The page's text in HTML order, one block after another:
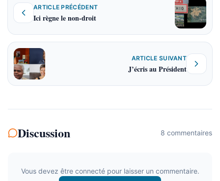
ARTICLE PRÉCÉDENT
Ici règne le non-droit
ARTICLE SUIVANT
J’écris au Président
Discussion 8 commentaires
Vous devez être connecté pour laisser un commentaire.